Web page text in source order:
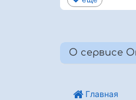
О сервисе
Главная